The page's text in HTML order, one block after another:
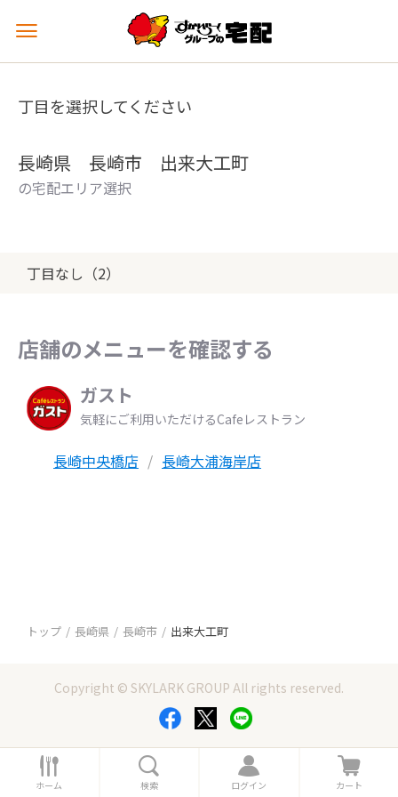
メ
ュ
を
丁目を選択してください
長崎県 長崎市 出来大工町
の宅配エリア選択
丁目なし（2）
店舗のメニューを確認する
ガスト
気軽にご利用いただけるCafeレストラン
長崎中央橋店 長崎大浦海岸店
トップ 長崎県 長崎市 出来大工町
Copyright © SKYLARK GROUP All rights reserved.
ホ
ー
ホーム 索
検索
ロ
グ
ログイン
カ
ー
カート